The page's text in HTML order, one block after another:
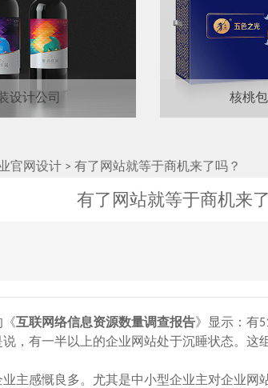
设计公司 核桃
官网设计 >有了网站就等于商机来了吗？
有了网站就等于商机来
《互联网络信息资源数量调查报告》显示：有
，有一半以上的企业网站处于沉睡状态。这
主感慨良多。尤其是中小型企业主对企业网